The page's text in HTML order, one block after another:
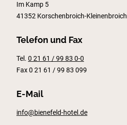
Im Kamp 5
41352 Korschenbroich-Kleinenbroich
Telefon und Fax
Tel. 0 21 61 / 99 83 0-0
Fax 0 21 61 / 99 83 099
E-Mail
info@bienefeld-hotel.de